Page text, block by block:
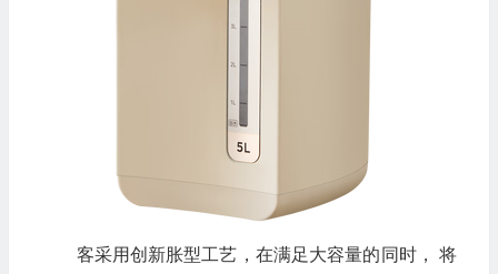
客采用创新胀型工艺，在满足大容量的同时， 将